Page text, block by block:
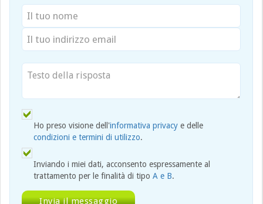
Ho preso visione dell'informativa privacy e delle
condizioni e termini di utilizzo.
Inviando i miei dati, acconsento espressamente al
trattamento per le finalità di tipo A e B.